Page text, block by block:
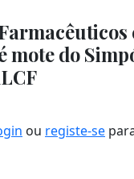
mote do
ou registe-se